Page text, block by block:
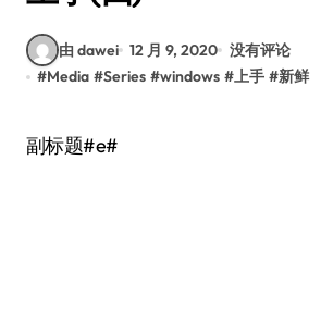
由 dawei 12 月 9, 2020 没有评论
#Media #Series #windows #上手 #新鲜
副标题#e#